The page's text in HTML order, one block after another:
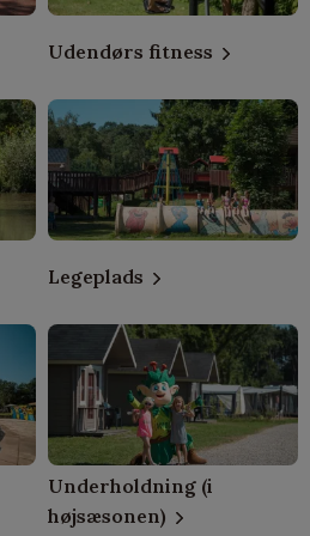
Udendørs fitness
Legeplads
Underholdning (i
højsæsonen)